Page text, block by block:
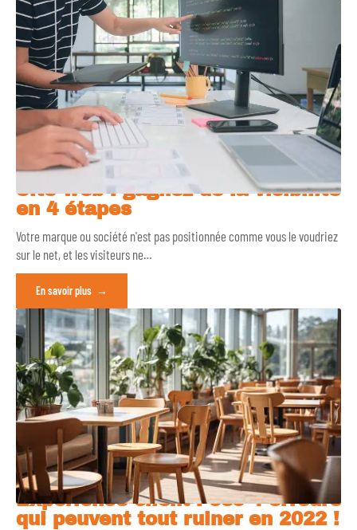
Site web : gagnez de la visibilité
en 4 étapes
Votre marque ou société n'est pas positionnée comme vous le voudriez
sur le net, et les visiteurs ne…
En savoir plus
Expérience client : ces 4 erreurs
qui peuvent tout ruiner en 2022 !